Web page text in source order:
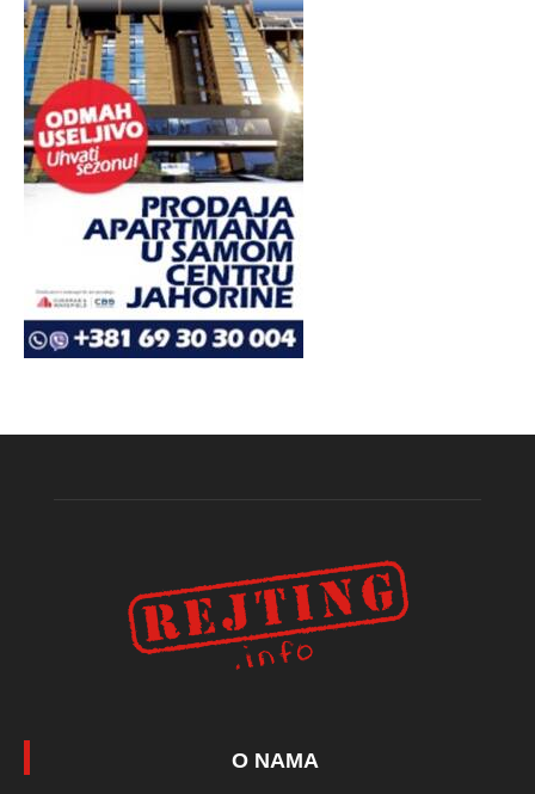
O NAMA